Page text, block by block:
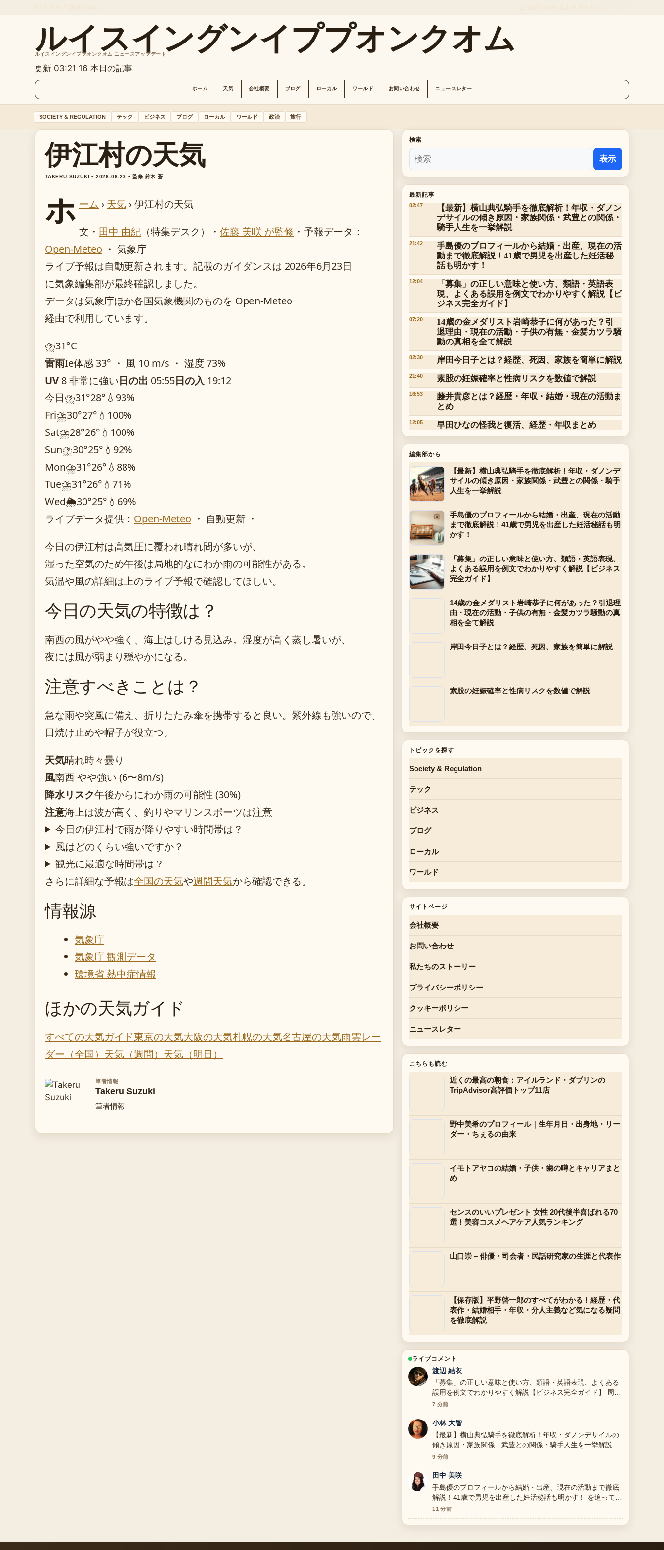
ルイスイングンイププオンクオム
ルイスイングンイププオンクオム ニュースアップデート
更新 03:21 16 本日の記事
ホーム 天気 会社概要 ブログ ローカル ワールド お問い合わせ ニュースレター
SOCIETY & REGULATION テック ビジネス ブログ ローカル ワールド 政治 旅行
伊江村の天気
TAKERU SUZUKI • 2026-06-23 • 監修 鈴木 蒼
ホ ーム › 天気 ›伊江村の天気
文・ 田中 由紀 （特集デスク） ・ 佐藤 美咲 が監修 ・ 予報データ：
Open-Meteo ・ 気象庁
ライブ予報は自動更新されます。記載のガイダンスは 2026年6月23日
に気象編集部が最終確認しました。
データは気象庁ほか各国気象機関のものを Open-Meteo
経由で利用しています。
⛈️31°C
雷雨Ie体感 33° ・ 風 10 m/s ・ 湿度 73%
UV 8 非常に強い日の出 05:55日の入 19:12
今日⛈️31°28° 💧93%
Fri⛈️30°27° 💧100%
Sat⛈️28°26° 💧100%
Sun⛈️30°25° 💧92%
Mon⛈️31°26° 💧88%
Tue⛈️31°26° 💧71%
Wed🌦️30°25° 💧69%
ライブデータ提供： Open-Meteo ・ 自動更新 ・
今日の伊江村は高気圧に覆われ晴れ間が多いが、
湿った空気のため午後は局地的なにわか雨の可能性がある。
気温や風の詳細は上のライブ予報で確認してほしい。
今日の天気の特徴は？
南西の風がやや強く、海上はしける見込み。湿度が高く蒸し暑いが、
夜には風が弱まり穏やかになる。
注意すべきことは？
急な雨や突風に備え、折りたたみ傘を携帯すると良い。紫外線も強いので、
日焼け止めや帽子が役立つ。
天気晴れ時々曇り
風南西 やや強い (6〜8m/s)
降水リスク午後からにわか雨の可能性 (30%)
注意海上は波が高く、釣りやマリンスポーツは注意
今日の伊江村で雨が降りやすい時間帯は？
風はどのくらい強いですか？
観光に最適な時間帯は？
さらに詳細な予報は全国の天気や週間天気から確認できる。
情報源
気象庁
気象庁 観測データ
環境省 熱中症情報
ほかの天気ガイド
すべての天気ガイド東京の天気大阪の天気札幌の天気名古屋の天気雨雲レー
ダー（全国） 天気（週間） 天気（明日）
筆者情報
Takeru Suzuki
筆者情報
検索
表示
最新記事
02:47
【最新】横山典弘騎手を徹底解析！年収・ダノン
デサイルの傾き原因・家族関係・武豊との関係・
騎手人生を一挙解説
21:42
手島優のプロフィールから結婚・出産、現在の活
動まで徹底解説！41歳で男児を出産した妊活秘
話も明かす！
12:04
「募集」の正しい意味と使い方、類語・英語表
現、よくある誤用を例文でわかりやすく解説【ビ
ジネス完全ガイド】
07:20
14歳の金メダリスト岩崎恭子に何があった？引
退理由・現在の活動・子供の有無・金髪カツラ騒
動の真相を全て解説
02:30 岸田今日子とは？経歴、死因、家族を簡単に解説
21:40 素股の妊娠確率と性病リスクを数値で解説
16:53
藤井貴彦とは？経歴・年収・結婚・現在の活動ま
とめ
12:05 早田ひなの怪我と復活、経歴・年収まとめ
編集部から
【最新】横山典弘騎手を徹底解析！年収・ダノンデ
サイルの傾き原因・家族関係・武豊との関係・騎手
人生を一挙解説
手島優のプロフィールから結婚・出産、現在の活動
まで徹底解説！41歳で男児を出産した妊活秘話も明
かす！
「募集」の正しい意味と使い方、類語・英語表現、
よくある誤用を例文でわかりやすく解説【ビジネス
完全ガイド】
14歳の金メダリスト岩崎恭子に何があった？引退理
由・現在の活動・子供の有無・金髪カツラ騒動の真
相を全て解説
岸田今日子とは？経歴、死因、家族を簡単に解説
素股の妊娠確率と性病リスクを数値で解説
トピックを探す
Society & Regulation
テック
ビジネス
ブログ
ローカル
ワールド
サイトページ
会社概要
お問い合わせ
私たちのストーリー
プライバシーポリシー
クッキーポリシー
ニュースレター
こちらも読む
近くの最高の朝食：アイルランド・ダブリンの
TripAdvisor高評価トップ11店
野中美希のプロフィール｜生年月日・出身地・リー
ダー・ちぇるの由来
イモトアヤコの結婚・子供・歯の噂とキャリアまと
め
センスのいいプレゼント 女性 20代後半喜ばれる70
選！美容コスメヘアケア人気ランキング
山口崇 – 俳優・司会者・民話研究家の生涯と代表作
【保存版】平野啓一郎のすべてがわかる！経歴・代
表作・結婚相手・年収・分人主義など気になる疑問
を徹底解説
ライブコメント
渡辺 結衣
「募集」の正しい意味と使い方、類語・英語表現、よくある
誤用を例文でわかりやすく解説【ビジネス完全ガイド】 周辺
の検証がしっかりしていて安心感があります。
7 分前
小林 大智
【最新】横山典弘騎手を徹底解析！年収・ダノンデサイルの
傾き原因・家族関係・武豊との関係・騎手人生を一挙解説 の
整理がとても分かりやすいです。今日の中でも特に読みやす
いです。
9 分前
田中 美咲
手島優のプロフィールから結婚・出産、現在の活動まで徹底
解説！41歳で男児を出産した妊活秘話も明かす！ を追ってい
ますが、この解説は落ち着いていて信頼できます。
11 分前